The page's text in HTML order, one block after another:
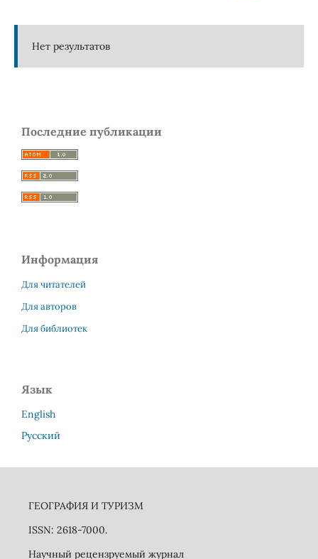
Нет результатов
Последние публикации
Информация
Для читателей
Для авторов
Для библиотек
Язык
English
Русский
ГЕОГРАФИЯ И ТУРИЗМ
ISSN: 2618-7000.
Научный рецензруемый журнал